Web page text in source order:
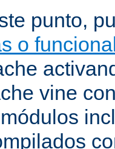
punto,
o
vine